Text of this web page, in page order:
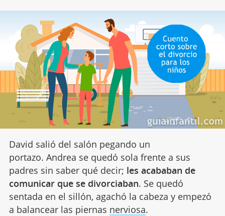
David salió del salón pegando un
portazo. Andrea se quedó sola frente a sus
padres sin saber qué decir; les acababan de
comunicar que se divorciaban. Se quedó
sentada en el sillón, agachó la cabeza y empezó
a balancear las piernas nerviosa.